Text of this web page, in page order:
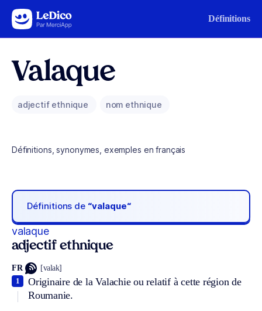
Aller au contenu Définitions
Valaque
adjectif ethnique nom ethnique
Définitions, synonymes, exemples en français
Définitions de “valaque“
valaque
adjectif ethnique
FR [valak]
Originaire de la Valachie ou relatif à cette région de
Roumanie.
1